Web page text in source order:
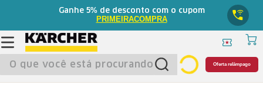
Ganhe 5%de desconto com o cupom
PRIMEIRACOMPRA
O que você está procurando? Oferta relâmpago